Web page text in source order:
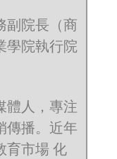
副院長（商
學院執行院
體人，專注
傳播。近年
育市場 化